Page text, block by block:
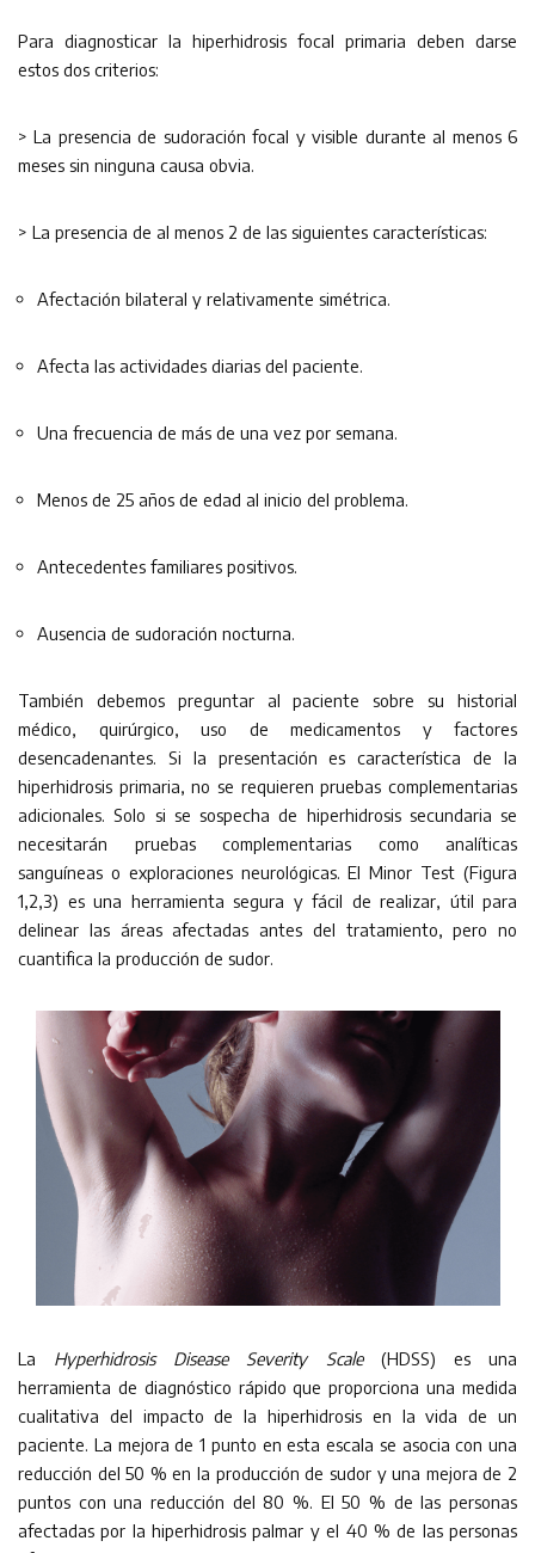
Para diagnosticar la hiperhidrosis focal primaria deben darse
estos dos criterios:
> La presencia de sudoración focal y visible durante al menos 6
meses sin ninguna causa obvia.
> La presencia de al menos 2 de las siguientes características:
Afectación bilateral y relativamente simétrica.
Afecta las actividades diarias del paciente.
Una frecuencia de más de una vez por semana.
Menos de 25 años de edad al inicio del problema.
Antecedentes familiares positivos.
Ausencia de sudoración nocturna.
También debemos preguntar al paciente sobre su historial
médico, quirúrgico, uso de medicamentos y factores
desencadenantes. Si la presentación es característica de la
hiperhidrosis primaria, no se requieren pruebas complementarias
adicionales. Solo si se sospecha de hiperhidrosis secundaria se
necesitarán pruebas complementarias como analíticas
sanguíneas o exploraciones neurológicas. El Minor Test (Figura
1,2,3) es una herramienta segura y fácil de realizar, útil para
delinear las áreas afectadas antes del tratamiento, pero no
cuantifica la producción de sudor.
La Hyperhidrosis Disease Severity Scale(HDSS) es una
herramienta de diagnóstico rápido que proporciona una medida
cualitativa del impacto de la hiperhidrosis en la vida de un
paciente. La mejora de 1 punto en esta escala se asocia con una
reducción del 50 % en la producción de sudor y una mejora de 2
puntos con una reducción del 80 %. El 50 % de las personas
afectadas por la hiperhidrosis palmar y el 40 % de las personas